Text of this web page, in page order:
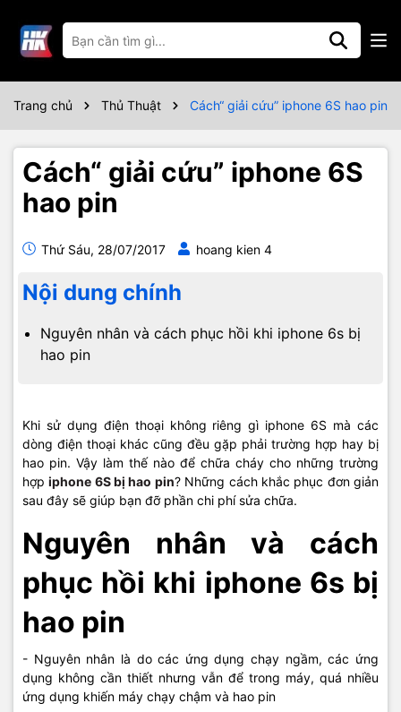
Trang chủ Thủ Thuật Cách“ giải cứu” iphone 6S hao pin
Cách“ giải cứu” iphone 6S
hao pin
Thứ Sáu, 28/07/2017 hoang kien 4
Nội dung chính
Nguyên nhân và cách phục hồi khi iphone 6s bị
hao pin
Khi sử dụng điện thoại không riêng gì iphone 6S mà các
dòng điện thoại khác cũng đều gặp phải trường hợp hay bị
hao pin. Vậy làm thế nào để chữa cháy cho những trường
hợpiphone 6S bị hao pin? Những cách khắc phục đơn giản
sau đây sẽ giúp bạn đỡ phần chi phí sửa chữa.
Nguyên nhân và cách
phục hồi khi iphone 6s bị
hao pin
- Nguyên nhân là do các ứng dụng chạy ngầm, các ứng
dụng không cần thiết nhưng vẫn để trong máy, quá nhiều
ứng dụng khiến máy chạy chậm và hao pin